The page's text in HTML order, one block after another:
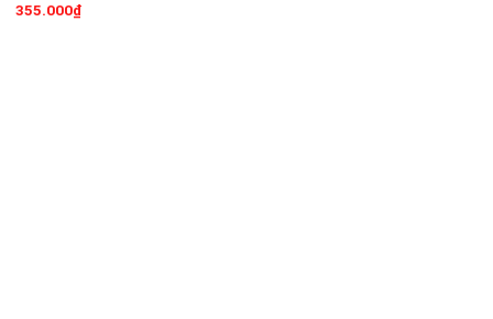
355.000₫